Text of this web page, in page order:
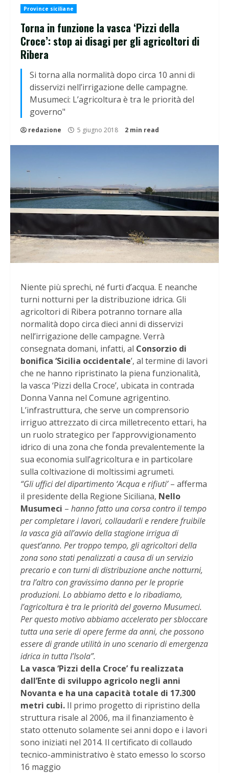
Province siciliane
Torna in funzione la vasca ‘Pizzi della
Croce’: stop ai disagi per gli agricoltori di
Ribera
Si torna alla normalità dopo circa 10 anni di
disservizi nell’irrigazione delle campagne.
Musumeci: L’agricoltura è tra le priorità del
governo"
redazione 5 giugno 2018 2 min read
Niente più sprechi, né furti d’acqua. E neanche
turni notturni per la distribuzione idrica. Gli
agricoltori di Ribera potranno tornare alla
normalità dopo circa dieci anni di disservizi
nell’irrigazione delle campagne. Verrà
consegnata domani, infatti, al Consorzio di
bonifica ‘Sicilia occidentale’, al termine di lavori
che ne hanno ripristinato la piena funzionalità,
la vasca ‘Pizzi della Croce’, ubicata in contrada
Donna Vanna nel Comune agrigentino.
L’infrastruttura, che serve un comprensorio
irriguo attrezzato di circa milletrecento ettari, ha
un ruolo strategico per l’approvvigionamento
idrico di una zona che fonda prevalentemente la
sua economia sull’agricoltura e in particolare
sulla coltivazione di moltissimi agrumeti.
“Gli uffici del dipartimento ‘Acqua e rifiuti’– afferma
il presidente della Regione Siciliana, Nello
Musumeci – hanno fatto una corsa contro il tempo
per completare i lavori, collaudarli e rendere fruibile
la vasca già all’avvio della stagione irrigua di
quest’anno. Per troppo tempo, gli agricoltori della
zona sono stati penalizzati a causa di un servizio
precario e con turni di distribuzione anche notturni,
tra l’altro con gravissimo danno per le proprie
produzioni. Lo abbiamo detto e lo ribadiamo,
l’agricoltura è tra le priorità del governo Musumeci.
Per questo motivo abbiamo accelerato per sbloccare
tutta una serie di opere ferme da anni, che possono
essere di grande utilità in uno scenario di emergenza
idrica in tutta l’Isola”.
La vasca ‘Pizzi della Croce’ fu realizzata
dall’Ente di sviluppo agricolo negli anni
Novanta e ha una capacità totale di 17.300
metri cubi. Il primo progetto di ripristino della
struttura risale al 2006, ma il finanziamento è
stato ottenuto solamente sei anni dopo e i lavori
sono iniziati nel 2014. Il certificato di collaudo
tecnico-amministrativo è stato emesso lo scorso
16 maggio